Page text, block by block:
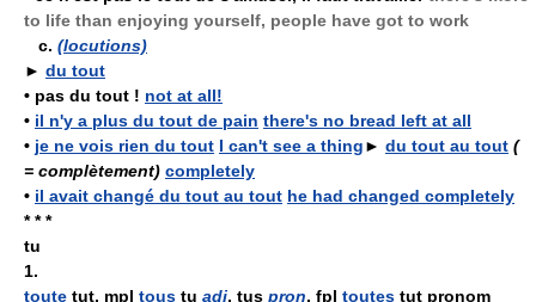
to life than enjoying yourself, people have got to work
c. (locutions)
► du tout
• pas du tout ! not at all!
• il n'y a plus du tout de pain there's no bread left at all
• je ne vois rien du tout I can't see a thing► du tout au tout (
= complètement) completely
• il avait changé du tout au tout he had changed completely
* * *
tu
1.
toute tut, mpl tous tu adj, tus pron, fpl toutes tut pronom